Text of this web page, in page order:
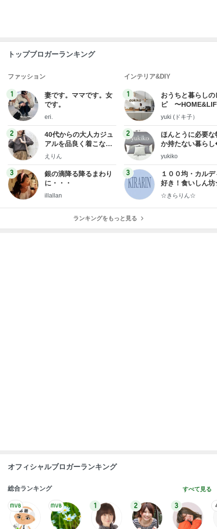
トップブロガーランキング
ファッション
1
妻です。ママです。女
です。
eri.
2
40代からの大人カジュ
アルを品良く着こなす
ファッションブログ
えりん
3
銀の滴降る降るまわり
に・・・
illallan
インテリア&DIY
1
おうちと暮らしの
ピ 〜
yuki (ドキ子）
2
ほんとうに必要な
か持たない暮ら
ep Life Simple◆
yukiko
3
１００均・カルデ
好き！食いしん
らりん☆のブログ
☆きらりん☆
ランキングをもっと見る
オフィシャルブロガーランキング
総合ランキング すべて見る
1 2 3